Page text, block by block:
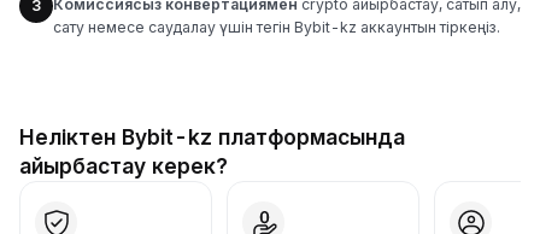
3 Комиссиясыз конвертациямен crypto айырбастау, сатып алу,
сату немесе саудалау үшін тегін Bybit-kz аккаунтын тіркеңіз.
Неліктен Bybit-kz платформасында
айырбастау керек?